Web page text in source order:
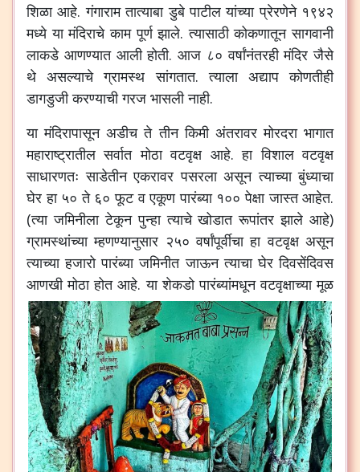
शिळा आहे.गंगाराम तात्याबा डुबे पाटील यांच्या प्रेरणेने १९४२
मध्ये या मंदिराचे काम पूर्ण झाले.त्यासाठी कोकणातून सागवानी
लाकडे आणण्यात आली होती. आज ८० वर्षांनंतरही मंदिर जैसे
थे असल्याचे ग्रामस्थ सांगतात.त्याला अद्याप कोणतीही
डागडुजी करण्याची गरज भासली नाही.
या मंदिरापासून अडीच ते तीन किमी अंतरावर मोरदरा भागात
महाराष्ट्रातील सर्वात मोठा वटवृक्ष आहे.हा विशाल वटवृक्ष
साधारणतः साडेतीन एकरावर पसरला असून त्याच्या बुंध्याचा
घेर हा ५० ते ६० फूट व एकूण पारंब्या १०० पेक्षा जास्त आहेत.
(त्या जमिनीला टेकून पुन्हा त्याचे खोडात रूपांतर झाले आहे)
ग्रामस्थांच्या म्हणण्यानुसार २५० वर्षांपूर्वीचा हा वटवृक्ष असून
त्याच्या हजारो पारंब्या जमिनीत जाऊन त्याचा घेर दिवसेंदिवस
आणखी मोठा होत आहे.या शेकडो पारंब्यांमधून वटवृक्षाच्या मूळ